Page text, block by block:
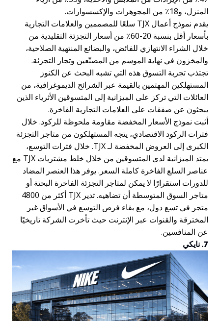
المنزل، و18٪ من المجوهرات والإكسسوارات.
يقدم نموذج أعمال TJX سلعًا للمصممين والعلامات التجارية
بأسعار أقل بنسبة 20-60٪ من أسعار التجزئة التقليدية من
خلال الشراء الانتهازي للفائض، والبضائع المنتهية الصلاحية،
والمخزون في نهاية الموسم من المصنّعين وتجار التجزئة.
تجتذب تجربة التسوق هذه التي تشبه البحث عن الكنوز
المستهلكين المهتمين بالقيمة عبر الشرائح الديموغرافية، من
العائلات التي تركز على الميزانية إلى المتسوقين الأثرياء الذين
يبحثون عن صفقات على العلامات التجارية الفاخرة.
أثبت نموذج الأسعار المخفضة مقاومة ملحوظة للركود. خلال
فترات الركود الاقتصادي، يتجه المستهلكون من متاجر التجزئة
الكبرى إلى العروض المخفضة لـ TJX. خلال فترات التوسع،
يمتد الميزانية لدى المتسوقين من خلال خلط مشتريات TJX مع
عناصر السلع الفاخرة كاملة السعر. يوفر هذا العنصر المضاد
للدورات استقرارًا لا يمكن لمتاجر التجزئة الفاخرة البحتة أو
متاجر السوق المتوسطة أن تضاهيه. تدير TJX أكثر من 4800
متجر في تسع دول، مع بقاء فرص التوسع في الأسواق غير
المخترقة والقنوات عبر الإنترنت حيث تأخرت الشركة تاريخيًا
عن المنافسين.
7. نايكي